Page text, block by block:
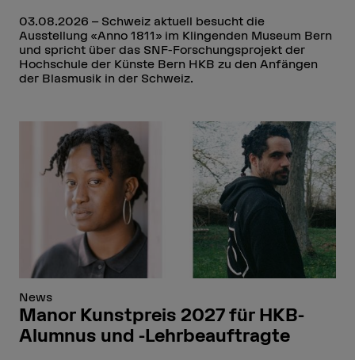
03.08.2026
Schweiz aktuell besucht die
Ausstellung «Anno 1811» im Klingenden Museum Bern
und spricht über das SNF-Forschungsprojekt der
Hochschule der Künste Bern HKB zu den Anfängen
der Blasmusik in der Schweiz.
News
Manor Kunstpreis 2027 für HKB-
Alumnus und -Lehrbeauftragte